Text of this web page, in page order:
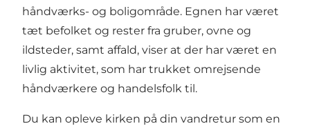
håndværks- og boligområde. Egnen har været
tæt befolket og rester fra gruber, ovne og
ildsteder, samt affald, viser at der har været en
livlig aktivitet, som har trukket omrejsende
håndværkere og handelsfolk til.
Du kan opleve kirken på din vandretur som en